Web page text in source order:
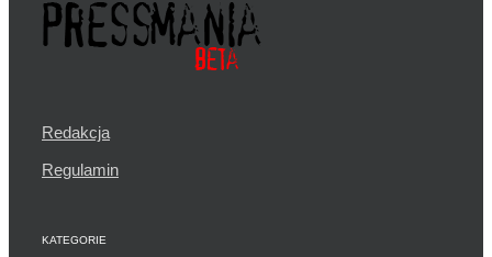
Redakcja
Regulamin
KATEGORIE